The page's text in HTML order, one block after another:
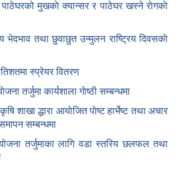
मुखकाे क्यान्सर र पाठेघर खस्‍ने राेगकाे
तथा छुवाछुत उन्मुलन राष्ट्रिय दिवसकाे
स्प्रेयर वितरण
तर्जुमा कार्यशाला गाेष्ठी सम्बन्धमा
शाखा द्धारा आयाेजित पाेष्ट हार्भेष्ट तथा अचार
सम्बन्‍धमा
तर्जुमाका लागि वडा स्तरिय छलफल तथा